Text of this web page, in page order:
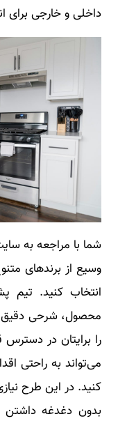
داخلی و خارجی برای
شما با مراجعه به
وسیع از برندهای
انتخاب کنید. تیم
محصول، شرحی
را برایتان در دسترس
می‌تواند به راحتی
کنید. در این طرح
بدون دغدغه داشتن